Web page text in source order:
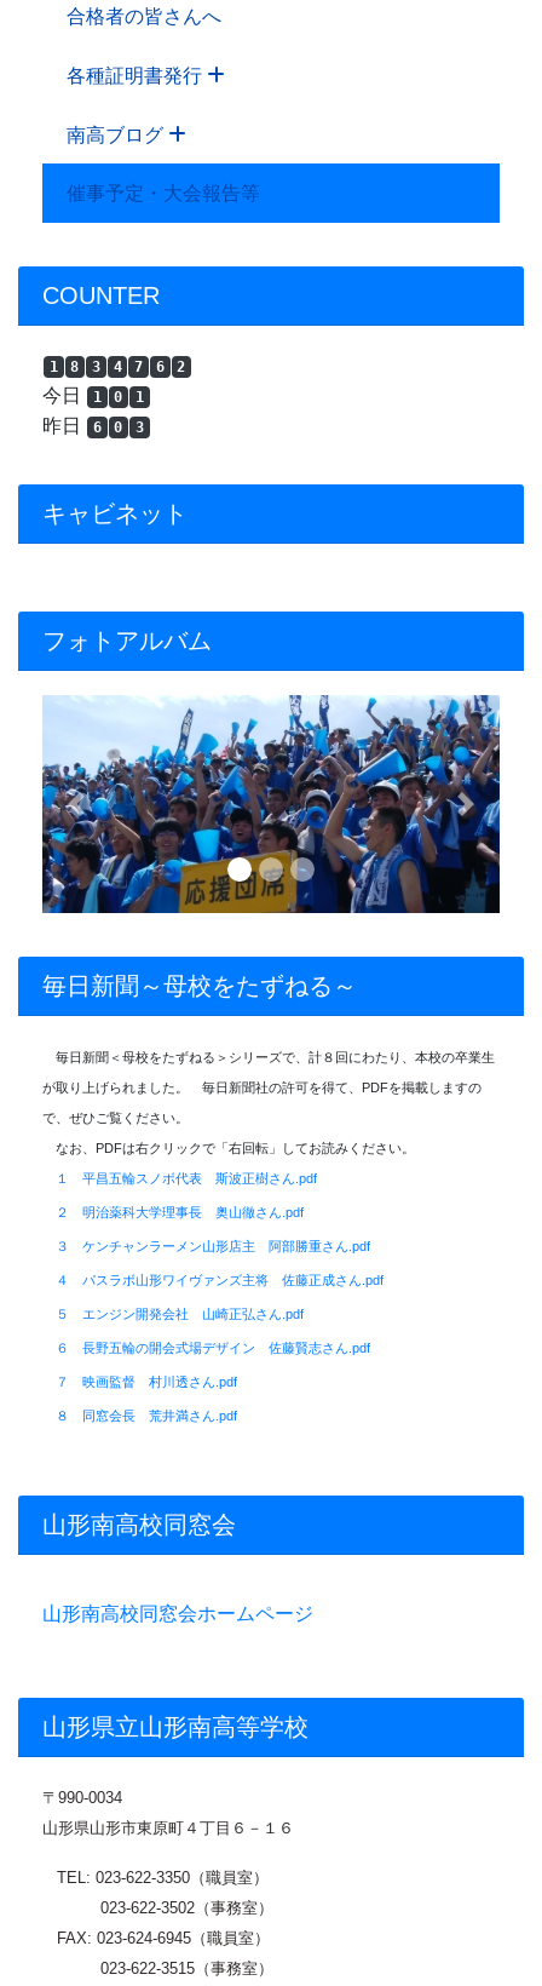
合格者の皆さんへ
各種証明書発行
南高ブログ
催事予定・大会報告等
COUNTER
1 8 3 4 7 6 2
今日 1 0 1
昨日 6 0 3
キャビネット
フォトアルバム
Previous Next
毎日新聞～母校をたずねる～
毎日新聞＜母校をたずねる＞シリーズで、計８回にわたり、本校の卒業生
が取り上げられました。 毎日新聞社の許可を得て、PDFを掲載しますの
で、ぜひご覧ください。
なお、PDFは右クリックで「右回転」してお読みください。
１ 平昌五輪スノボ代表 斯波正樹さん.pdf
２ 明治薬科大学理事長 奥山徹さん.pdf
３ ケンチャンラーメン山形店主 阿部勝重さん.pdf
４ パスラボ山形ワイヴァンズ主将 佐藤正成さん.pdf
５ エンジン開発会社 山崎正弘さん.pdf
６ 長野五輪の開会式場デザイン 佐藤賢志さん.pdf
７ 映画監督 村川透さん.pdf
８ 同窓会長 荒井満さん.pdf
山形南高校同窓会
山形南高校同窓会ホームページ
山形県立山形南高等学校
〒 990-0034
山形県山形市東原町４丁目６－１６
TEL: 023-622-3350（職員室）
023-622-3502（事務室）
FAX: 023-624-6945（職員室）
023-622-3515（事務室）